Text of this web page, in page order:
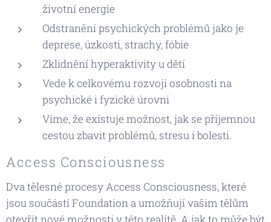
životní energie
Odstranění psychických problémů jako je
deprese, úzkosti, strachy, fóbie
Zklidnění hyperaktivity u dětí
Vede k celkovému rozvoji osobnosti na
psychické i fyzické úrovni
Víme, že existuje možnost, jak se příjemnou
cestou zbavit problémů, stresu i bolesti.
Access Consciousness
Dva tělesné procesy Access Consciousness, které
jsou součástí Foundation a umožňují vašim tělům